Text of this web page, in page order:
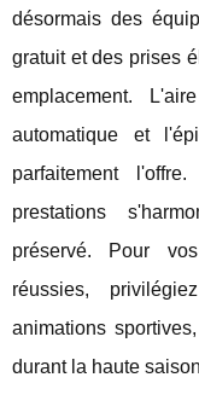
désormais des
gratuit et des prises
emplacement.
automatique et
parfaitement
prestations
préservé. Pour
réussies,
animations
durant la haute